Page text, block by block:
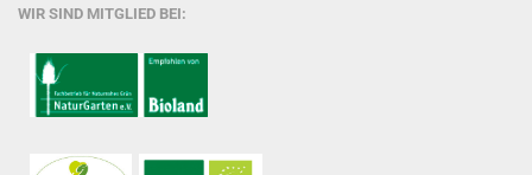
WIR SIND MITGLIED BEI: